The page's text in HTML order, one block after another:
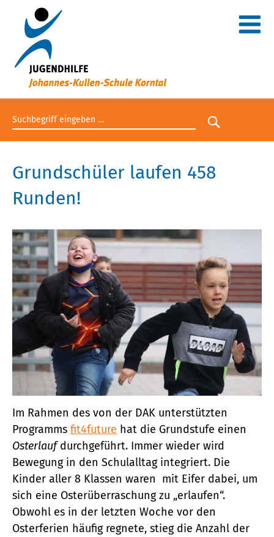
Suchbegriff eingeben
Suche
Grundschüler laufen 458
Runden!
Im Rahmen des von der DAK unterstützten
Programms fit4future hat die Grundstufe einen
Osterlaufdurchgeführt. Immer wieder wird
Bewegung in den Schulalltag integriert. Die
Kinder aller 8 Klassen waren mit Eifer dabei, um
sich eine Osterüberraschung zu „erlaufen“.
Obwohl es in der letzten Woche vor den
Osterferien häufig regnete, stieg die Anzahl der